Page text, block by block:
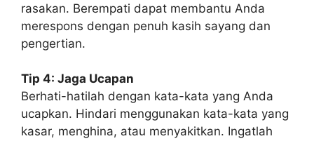
rasakan. Berempati dapat membantu Anda
merespons dengan penuh kasih sayang dan
pengertian.
Tip 4: Jaga Ucapan
Berhati-hatilah dengan kata-kata yang Anda
ucapkan. Hindari menggunakan kata-kata yang
kasar, menghina, atau menyakitkan. Ingatlah